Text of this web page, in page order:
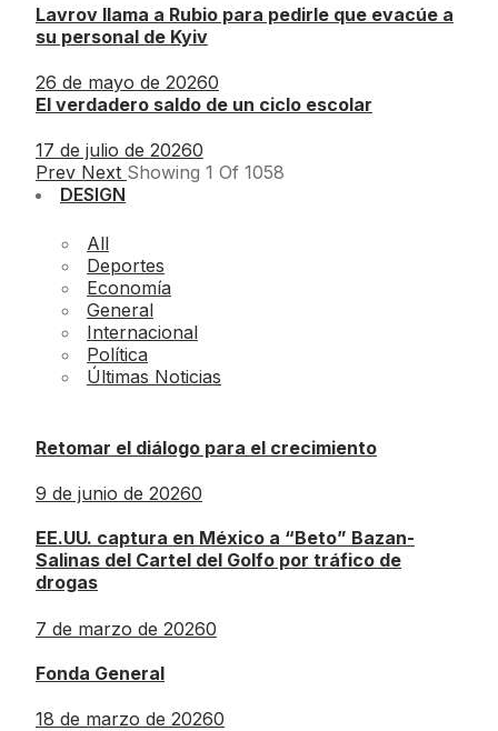
Lavrov llama a Rubio para pedirle que evacúe a
su personal de Kyiv
26 de mayo de 20260
El verdadero saldo de un ciclo escolar
17 de julio de 20260
Prev Next Showing 1 Of 1058
DESIGN
All
Deportes
Economía
General
Internacional
Política
Últimas Noticias
Retomar el diálogo para el crecimiento
9 de junio de 20260
EE.UU. captura en México a “Beto” Bazan-
Salinas del Cartel del Golfo por tráfico de
drogas
7 de marzo de 20260
Fonda General
18 de marzo de 20260